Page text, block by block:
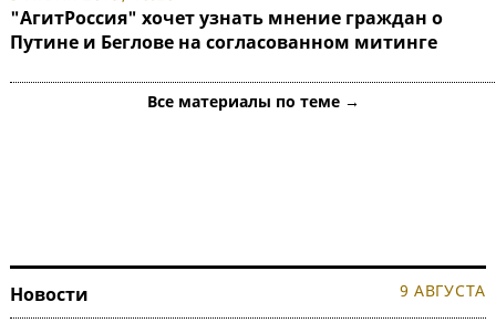
"АгитРоссия" хочет узнать мнение граждан о
Путине и Беглове на согласованном митинге
Все материалы по теме →
Новости 9 АВГУСТА